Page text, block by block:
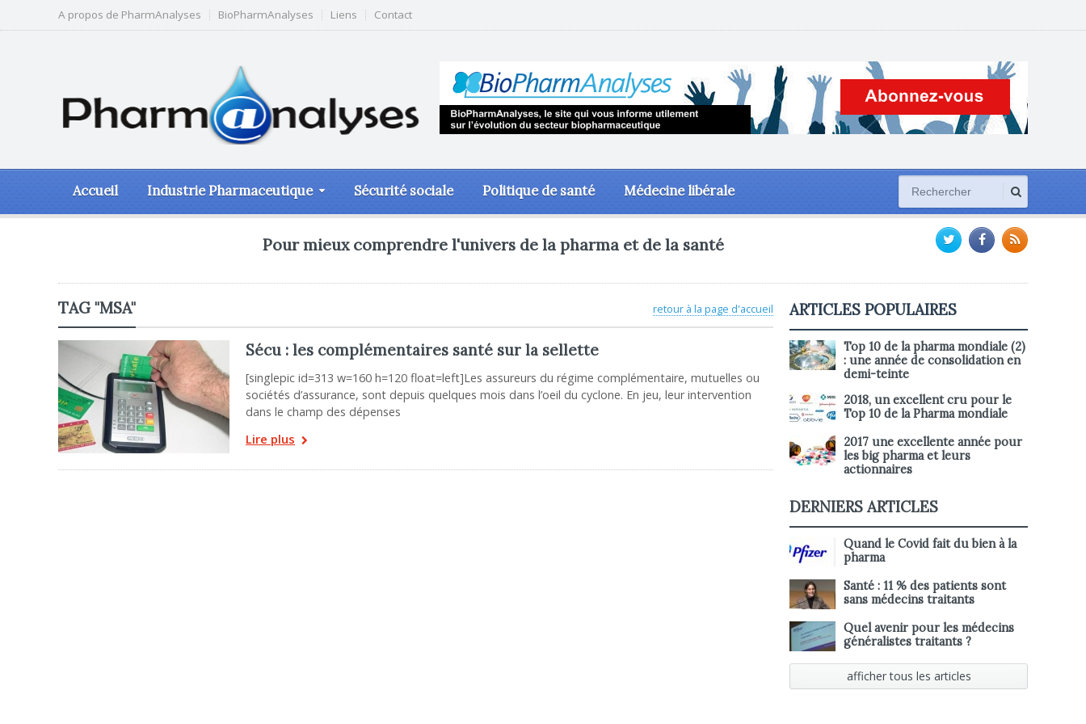
A propos de PharmAnalyses BioPharmAnalyses Liens Contact
Accueil Industrie Pharmaceutique Sécurité sociale Politique de santé Médecine libérale
Pour mieux comprendre l'univers de la pharma et de la santé
retour à la page d'accueil
TAG "MSA"
Sécu : les complémentaires santé sur la sellette
[singlepic id=313 w=160 h=120 float=left]Les assureurs du régime complémentaire, mutuelles ou
sociétés d’assurance, sont depuis quelques mois dans l’oeil du cyclone. En jeu, leur intervention
dans le champ des dépenses
Lire plus
ARTICLES POPULAIRES
Top 10 de la pharma mondiale (2)
: une année de consolidation en
demi-teinte
2018, un excellent cru pour le
Top 10 de la Pharma mondiale
2017 une excellente année pour
les big pharma et leurs
actionnaires
DERNIERS ARTICLES
Quand le Covid fait du bien à la
pharma
Santé : 11 % des patients sont
sans médecins traitants
Quel avenir pour les médecins
généralistes traitants ?
afficher tous les articles